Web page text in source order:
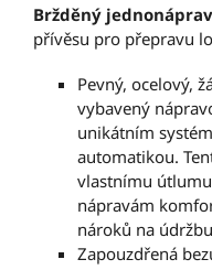
Bržděný
přívěsu pro přepravu
Pevný, ocelový,
vybavený
unikátním
automatikou.
vlastnímu
nápravám
nároků na
Zapouzdřená